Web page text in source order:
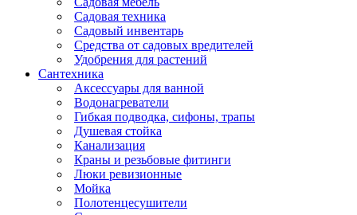
Садовая техника
Садовый инвентарь
Средства от садовых вредителей
Удобрения для растений
Сантехника
Аксессуары для ванной
Водонагреватели
Гибкая подводка, сифоны, трапы
Душевая стойка
Канализация
Краны и резьбовые фитинги
Люки ревизионные
Мойка
Полотенцесушители